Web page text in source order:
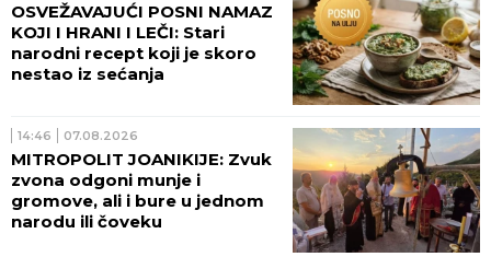
OSVEŽAVAJUĆI POSNI NAMAZ
KOJI I HRANI I LEČI: Stari
narodni recept koji je skoro
nestao iz sećanja
14:46 07.08.2026
MITROPOLIT JOANIKIJE: Zvuk
zvona odgoni munje i
gromove, ali i bure u jednom
narodu ili čoveku